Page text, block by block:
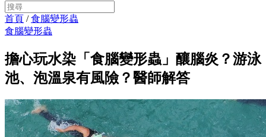
首頁 /食腦變形蟲
食腦變形蟲
擔心玩水染「食腦變形蟲」釀腦炎？游泳
池、泡溫泉有風險？醫師解答